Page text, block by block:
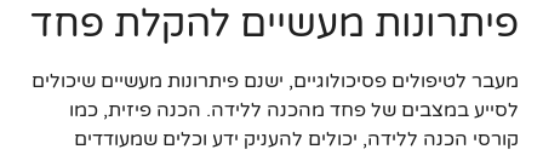
פיתרונות מעשיים להקלת פחד
מעבר לטיפולים פסיכולוגיים, ישנם פיתרונות מעשיים שיכולים
לסייע במצבים של פחד מהכנה ללידה. הכנה פיזית, כמו
קורסי הכנה ללידה, יכולים להעניק ידע וכלים שמעודדים